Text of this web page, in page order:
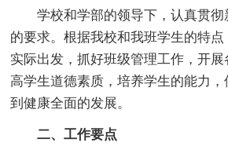
学校和学部的领导下，认真贯
的要求。根据我校和我班学生的特
实际出发，抓好班级管理工作，开
高学生道德素质，培养学生的能力
到健康全面的发展。
二、工作要点